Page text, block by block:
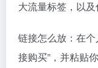
大流量标签，以及
链接怎么放：在
接购买”，并粘贴